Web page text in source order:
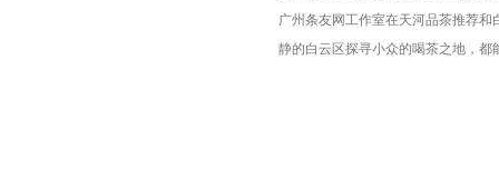
广州条友网工作室在天河品茶推荐
静的白云区探寻小众的喝茶之地，